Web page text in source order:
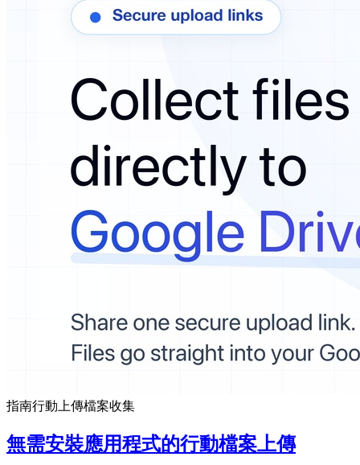
指南行動上傳檔案收集
無需安裝應用程式的行動檔案上傳